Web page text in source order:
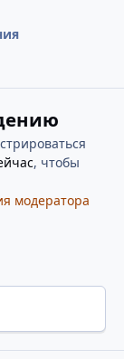
, чтобы
модератора